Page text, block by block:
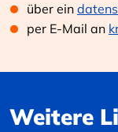
über ein
per E-Mail an
Weitere